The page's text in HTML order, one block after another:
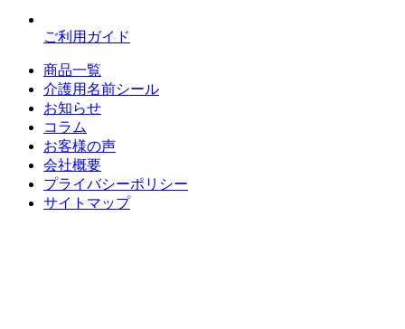
ご利用ガイド
商品一覧
介護用名前シール
お知らせ
コラム
お客様の声
会社概要
プライバシーポリシー
サイトマップ